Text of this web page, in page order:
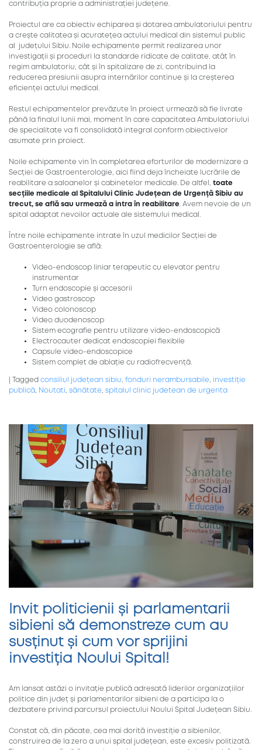
contribuția proprie a administrației județene.
Proiectul are ca obiectiv echiparea și dotarea ambulatoriului pentru
a crește calitatea și acuratețea actului medical din sistemul public
al județului Sibiu. Noile echipamente permit realizarea unor
investigații și proceduri la standarde ridicate de calitate, atât în
regim ambulatoriu, cât și în spitalizare de zi, contribuind la
reducerea presiunii asupra internărilor continue și la creșterea
eficienței actului medical.
Restul echipamentelor prevăzute în proiect urmează să fie livrate
până la finalul lunii mai, moment în care capacitatea Ambulatoriului
de specialitate va fi consolidată integral conform obiectivelor
asumate prin proiect.
Noile echipamente vin în completarea eforturilor de modernizare a
Secției de Gastroenterologie, aici fiind deja încheiate lucrările de
reabilitare a saloanelor și cabinetelor medicale. De altfel, toate
secțiile medicale al Spitalului Clinic Județean de Urgență Sibiu au
trecut, se află sau urmează a intra în reabilitare . Avem nevoie de un
spital adaptat nevoilor actuale ale sistemului medical.
Între noile echipamente intrate în uzul medicilor Secției de
Gastroenterologie se află:
Video-endoscop liniar terapeutic cu elevator pentru
instrumentar
Turn endoscopie și accesorii
Video gastroscop
Video colonoscop
Video duodenoscop
Sistem ecografie pentru utilizare video-endoscopică
Electrocauter dedicat endoscopiei flexibile
Capsule video-endoscopice
Sistem complet de ablație cu radiofrecvență.
Tagged consiliul județean sibiu fonduri nerambursabile
investiție
publică
Noutati sănătate spitalul clinic judetean de urgenta
Invit politicienii și parlamentarii
sibieni să demonstreze cum au
susținut și cum vor sprijini
investiția Noului Spital!
Am lansat astăzi o invitație publică adresată liderilor organizațiilor
politice din județ și parlamentarilor sibieni de a participa la o
dezbatere privind parcursul proiectului Noului Spital Județean Sibiu.
Constat că, din păcate, cea mai dorită investiție a sibienilor,
construirea de la zero a unui spital județean, este excesiv politizată.